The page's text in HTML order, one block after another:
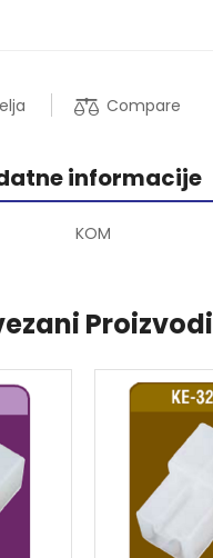
Compare
informacije
KOM
Proizvodi